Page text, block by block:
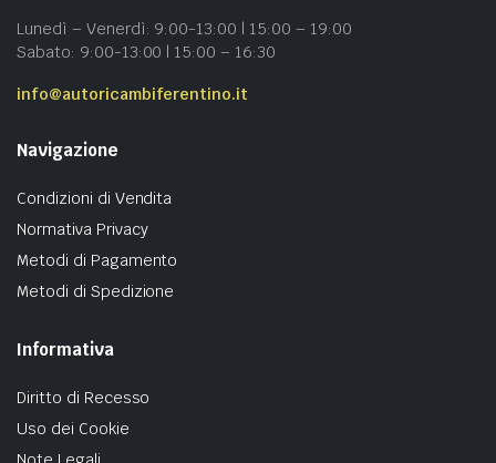
Lunedì – Venerdì: 9:00-13:00 | 15:00 – 19:00
Sabato: 9:00-13:00 | 15:00 – 16:30
info@autoricambiferentino.it
Navigazione
Condizioni di Vendita
Normativa Privacy
Metodi di Pagamento
Metodi di Spedizione
Informativa
Diritto di Recesso
Uso dei Cookie